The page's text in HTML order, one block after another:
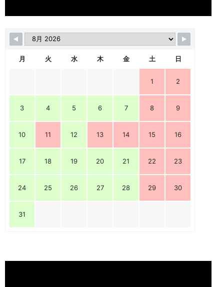
月 火 水 木 金 土 日
1 2
3 4 5 6 7 8 9
10 11 12 13 14 15 16
17 18 19 20 21 22 23
24 25 26 27 28 29 30
31